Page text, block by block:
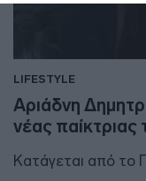
LIFESTYLE
Αριάδνη
νέας
Κατάγεται από το